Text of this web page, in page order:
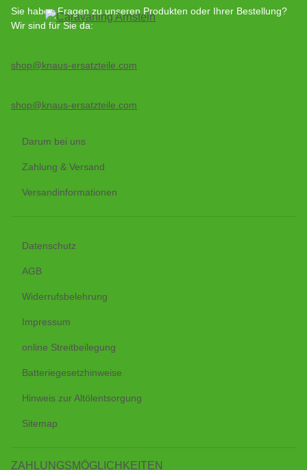
Sie haben Fragen zu unseren Produkten oder Ihrer Bestellung?
Wir sind für Sie da:
shop@knaus-ersatzteile.com
shop@knaus-ersatzteile.com
Darum bei uns
Zahlung & Versand
Versandinformationen
Datenschutz
AGB
Widerrufsbelehrung
Impressum
online Streitbeilegung
Batteriegesetzhinweise
Hinweis zur Altölentsorgung
Sitemap
ZAHLUNGSMÖGLICHKEITEN